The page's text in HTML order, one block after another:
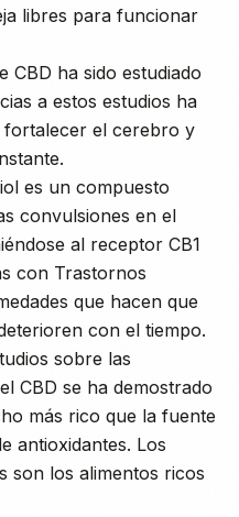
libres para funcionar
CBD ha sido estudiado
a estos estudios ha
fortalecer el cerebro y
es un compuesto
convulsiones en el
al receptor CB1
con Trastornos
que hacen que
con el tiempo.
sobre las
CBD se ha demostrado
más rico que la fuente
antioxidantes. Los
son los alimentos ricos